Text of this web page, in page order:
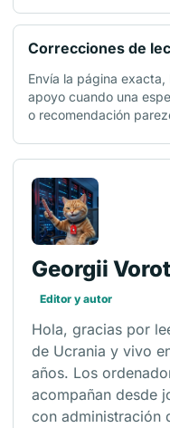
Correcciones de
Envía la página
apoyo cuando una
o recomendación
Georgii Vorot
Editor y autor
Hola, gracias por
de Ucrania y vivo
años. Los
acompañan desde
con administración